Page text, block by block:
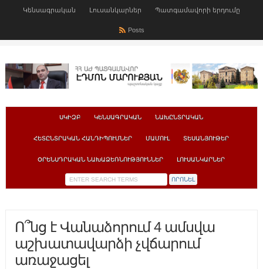
Կենսագրական Լուսանկարներ Պատգամավորի երդումը
Posts
ՍԿԻԶԲ ԿԵՆՍԱԳՐԱԿԱՆ ՆԱԽԸՆՏՐԱԿԱՆ
ՀԵՏԸՆՏՐԱԿԱՆ ՀԱՆԴԻՊՈՒՄՆԵՐ ՄԱՄՈՒԼ ՏԵՍԱՆՅՈՒԹԵՐ
ՕՐԵՆՍԴՐԱԿԱՆ ՆԱԽԱՁԵՌՆՈՒԹՅՈՒՆՆԵՐ ԼՈՒՍԱՆԿԱՐՆԵՐ
Ո՞նց է Վանաձորում 4 ամսվա
աշխատավարձի չվճարում
առաջացել